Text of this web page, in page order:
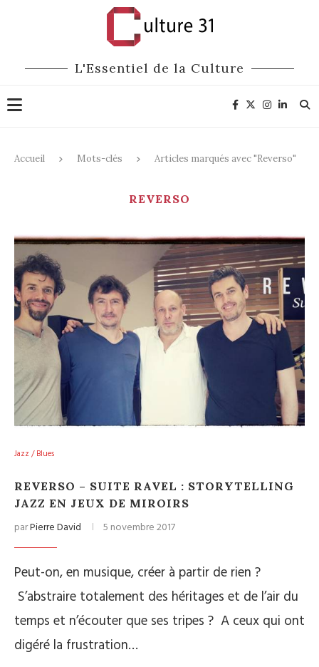
L'Essentiel de la Culture
Accueil Mots-clés Articles marqués avec "Reverso"
REVERSO
Jazz / Blues
REVERSO – SUITE RAVEL : STORYTELLING
JAZZ EN JEUX DE MIROIRS
parPierre David 5 novembre 2017
Peut-on, en musique, créer à partir de rien ?
S’abstraire totalement des héritages et de l’air du
temps et n’écouter que ses tripes ? A ceux qui ont
digéré la frustration…